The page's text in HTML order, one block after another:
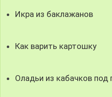
Икра из баклажанов
Как варить картошку
Оладьи из кабачков